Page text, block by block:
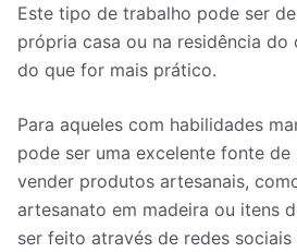
Este tipo de trabalho pode ser
própria casa ou na residência do
do que for mais prático.
Para aqueles com habilidades
pode ser uma excelente fonte
vender produtos artesanais,
artesanato em madeira ou itens
ser feito através de redes